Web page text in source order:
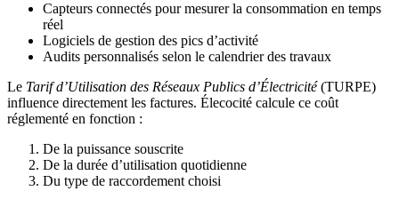
Capteurs connectés pour mesurer la consommation en temps
réel
Logiciels de gestion des pics d’activité
Audits personnalisés selon le calendrier des travaux
Le Tarif d’Utilisation des Réseaux Publics d’Électricité(TURPE)
influence directement les factures. Élecocité calcule ce coût
réglementé en fonction :
De la puissance souscrite
De la durée d’utilisation quotidienne
Du type de raccordement choisi